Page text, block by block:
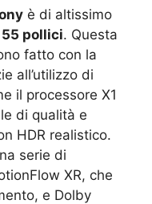
è di altissimo
55 pollici. Questa
fatto con la
all’utilizzo di
il processore X1
di qualità e
HDR realistico.
serie di
XR, che
e Dolby